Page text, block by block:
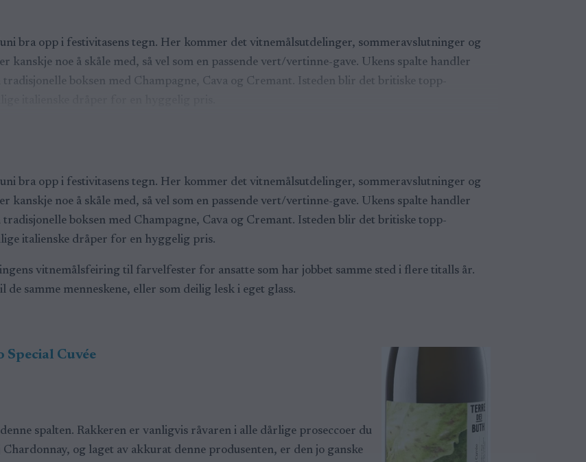
bra opp i festivitasens tegn. Her kommer det vitnemålsutdelinger, sommeravslutninger og
noe å skåle med, så vel som en passende vert/vertinne-gave. Ukens spalte handler
boksen med Champagne, Cava og Cremant. Isteden blir det britiske topp-
bra opp i festivitasens tegn. Her kommer det vitnemålsutdelinger, sommeravslutninger og
noe å skåle med, så vel som en passende vert/vertinne-gave. Ukens spalte handler
boksen med Champagne, Cava og Cremant. Isteden blir det britiske topp-
italienske dråper for en hyggelig pris.
vitnemålsfeiring til farvelfester for ansatte som har jobbet samme sted i flere titalls år.
samme menneskene, eller som deilig lesk i eget glass.
Cuvée
spalten. Rakkeren er vanligvis råvaren i alle dårlige proseccoer du
og laget av akkurat denne produsenten, er den jo ganske